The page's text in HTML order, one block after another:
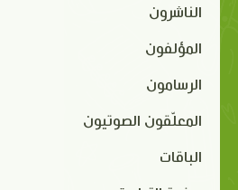
الناشرون
المؤلفون
الرسامون
المعلّقون الصوتيون
الباقات